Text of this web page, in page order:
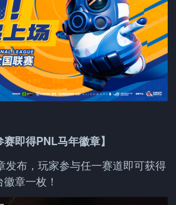
赛即得PNL马年徽章】
发布，玩家参与任一赛道即可获得
章一枚！